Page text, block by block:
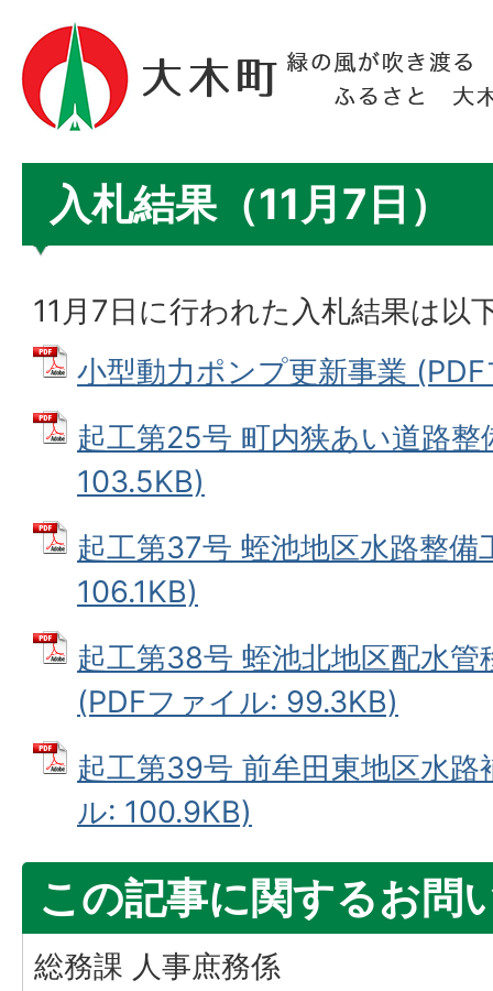
入札結果（11月7日）
11月7日に行われた入札結果は以
小型動力ポンプ更新事業
起工第25号 町内狭あい道路
103.5KB)
起工第37号 蛭池地区水路整
106.1KB)
起工第38号 蛭池北地区配水管
(PDFファイル: 99.3KB)
起工第39号 前牟田東地区水
ル: 100.9KB)
この記事に関するお問
総務課 人事庶務係